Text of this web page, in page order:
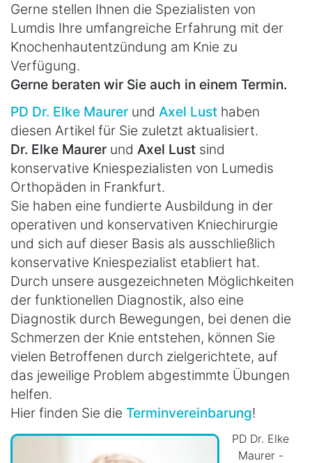
Gerne stellen Ihnen die Spezialisten von
Lumdis Ihre umfangreiche Erfahrung mit der
Knochenhautentzündung am Knie zu
Verfügung.
Gerne beraten wir Sie auch in einem Termin.
PD Dr. Elke Maurer und Axel Lust haben
diesen Artikel für Sie zuletzt aktualisiert.
Dr. Elke Maurer und Axel Lust sind
konservative Kniespezialisten von Lumedis
Orthopäden in Frankfurt.
Sie haben eine fundierte Ausbildung in der
operativen und konservativen Kniechirurgie
und sich auf dieser Basis als ausschließlich
konservative Kniespezialist etabliert hat.
Durch unsere ausgezeichneten Möglichkeiten
der funktionellen Diagnostik, also eine
Diagnostik durch Bewegungen, bei denen die
Schmerzen der Knie entstehen, können Sie
vielen Betroffenen durch zielgerichtete, auf
das jeweilige Problem abgestimmte Übungen
helfen.
Hier finden Sie die Terminvereinbarung!
PD Dr. Elke
Maurer -